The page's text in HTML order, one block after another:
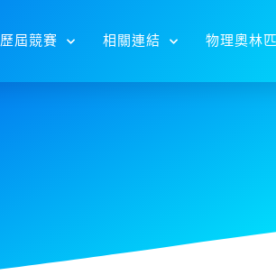
歷屆競賽 相關連結 物理奧林